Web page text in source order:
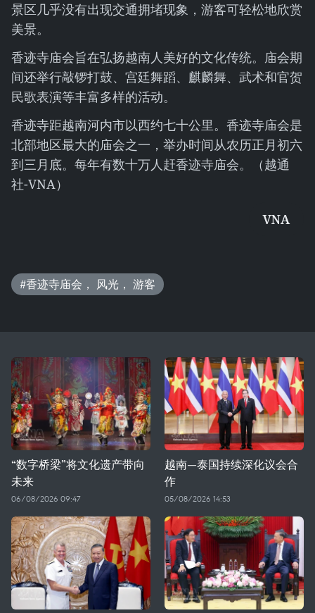
景区几乎没有出现交通拥堵现象，游客可轻松地欣赏
美景。
香迹寺庙会旨在弘扬越南人美好的文化传统。庙会期
间还举行敲锣打鼓、宫廷舞蹈、麒麟舞、武术和官贺
民歌表演等丰富多样的活动。
香迹寺距越南河内市以西约七十公里。香迹寺庙会是
北部地区最大的庙会之一，举办时间从农历正月初六
到三月底。每年有数十万人赶香迹寺庙会。（越通
社-VNA）
VNA
#香迹寺庙会， 风光， 游客
“数字桥梁”将文化遗产带向
未来
06/08/2026 09:47
越南—泰国持续深化议会合
作
05/08/2026 14:53